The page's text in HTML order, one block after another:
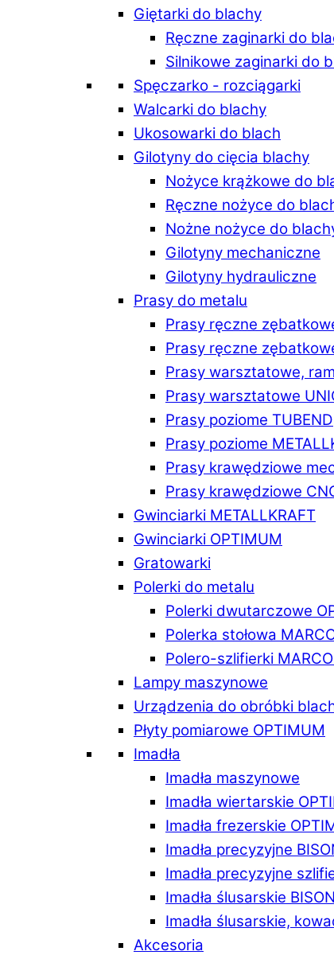
Giętarki do blachy
Ręczne zaginarki do
Silnikowe zaginarki do
Spęczarko - rozciągarki
Walcarki do blachy
Ukosowarki do blach
Gilotyny do cięcia blachy
Nożyce krążkowe do
Ręczne nożyce do
Nożne nożyce do
Gilotyny mechaniczne
Gilotyny hydrauliczne
Prasy do metalu
Prasy ręczne
Prasy ręczne
Prasy warsztatowe,
Prasy warsztatowe
Prasy poziome TUBEND
Prasy poziome
Prasy krawędziowe
Prasy krawędziowe
Gwinciarki METALLKRAFT
Gwinciarki OPTIMUM
Gratowarki
Polerki do metalu
Polerki dwutarczowe
Polerka stołowa
Polero-szlifierki
Lampy maszynowe
Urządzenia do obróbki
Płyty pomiarowe OPTIMUM
Imadła
Imadła maszynowe
Imadła wiertarskie
Imadła frezerskie
Imadła precyzyjne
Imadła precyzyjne
Imadła ślusarskie BISON
Imadła ślusarskie,
Akcesoria